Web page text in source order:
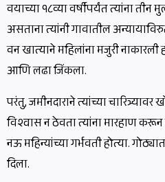
वयाच्या १८व्या वर्षीपर्यंत त्यांना तीन
असताना त्यांनी गावातील
वन खात्याने महिलांना मजुरी
आणि लढा जिंकला.
परंतु, जमीनदाराने त्यांच्या
विश्वास न ठेवता त्यांना मारहाण
नऊ महिन्यांच्या गर्भवती होत्या.
दिला.